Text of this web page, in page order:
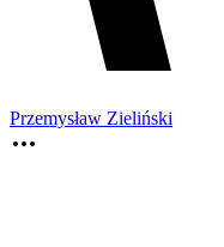
Przemysław Zieliński